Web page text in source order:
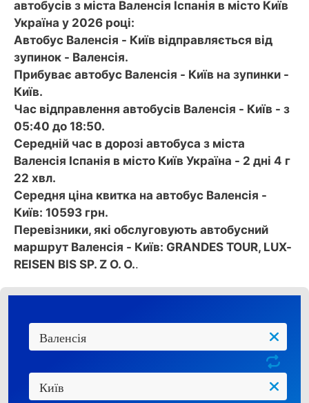
автобусів з міста Валенсія Іспанія в місто Київ
Україна у 2026 році:
Автобус Валенсія - Київ відправляється від
зупинок - Валенсія.
Прибуває автобус Валенсія - Київ на зупинки -
Київ.
Час відправлення автобусів Валенсія - Київ - з
05:40 до 18:50.
Середній час в дорозі автобуса з міста
Валенсія Іспанія в місто Київ Україна - 2 дні 4 г
22 хвл.
Середня ціна квитка на автобус Валенсія -
Київ: 10593 грн.
Перевізники, які обслуговують автобусний
маршрут Валенсія - Київ: GRANDES TOUR, LUX-
REISEN BIS SP. Z O. O..